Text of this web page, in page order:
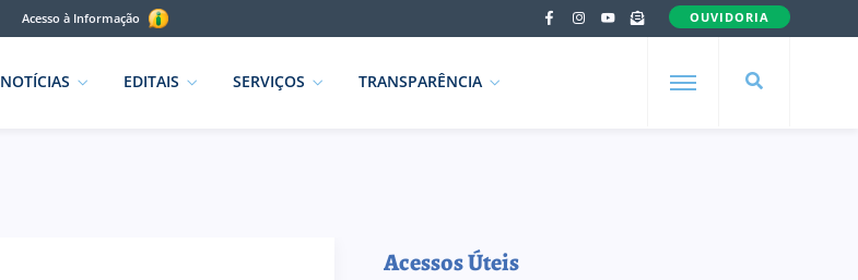
Acesso à Informação OUVIDORIA
NOTÍCIAS EDITAIS SERVIÇOS TRANSPARÊNCIA
Acessos Úteis